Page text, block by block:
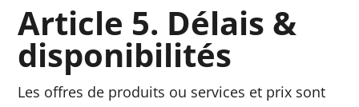
Article 5. Délais &
disponibilités
Les offres de produits ou services et prix sont